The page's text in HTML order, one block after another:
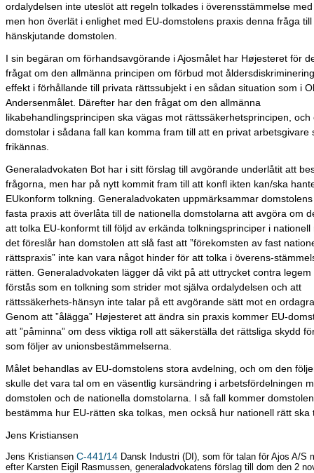
ordalydelsen inte uteslöt att regeln tolkades i överensstämmelse
men hon överlät i enlighet med EU-domstolens praxis denna fråga
hänskjutande domstolen.
I sin begäran om förhandsavgörande i Ajosmålet har Højesteret för
frågat om den allmänna principen om förbud mot
effekt i förhållande till privata rättssubjekt i en sådan situation som i
Andersenmålet. Därefter har den frågat om den allmänna
likabehandlingsprincipen ska vägas mot rättssäkerhetsprincipen, och
domstolar i sådana fall kan komma fram till att en privat arbetsgivare
frikännas.
Generaladvokaten Bot har i sitt förslag till avgörande underlåtit att
frågorna, men har på nytt kommit fram till att konfl ikten kan/ska
EUkonform tolkning. Generaladvokaten uppmärksammar
fasta praxis att överlåta till de nationella domstolarna att avgöra om
att tolka EU-konformt till följd av erkända tolkningsprinciper i nationell
det föreslår han domstolen att slå fast att ”förekomsten av fast
rättspraxis” inte kan vara något hinder för att tolka i överens-
rätten. Generaladvokaten lägger då vikt på att uttrycket contra legem
förstås som en tolkning som strider mot själva ordalydelsen och att
rättssäkerhets-hänsyn inte talar på ett avgörande sätt mot en
Genom att ”ålägga” Højesteret att ändra sin praxis kommer EU-
att ”påminna” om dess viktiga roll att säkerställa det rättsliga skydd
som följer av unionsbestämmelserna.
Målet behandlas av EU-domstolens stora avdelning, och om den
skulle det vara tal om en väsentlig kursändring i arbetsfördelningen
domstolen och de nationella domstolarna. I så fall kommer
bestämma hur EU-rätten ska tolkas, men också hur nationell rätt ska
Jens Kristiansen
Jens Kristiansen C-441/14 Dansk Industri (DI), som för talan för Ajos A/S
efter Karsten Eigil Rasmussen, generaladvokatens förslag till dom den 2